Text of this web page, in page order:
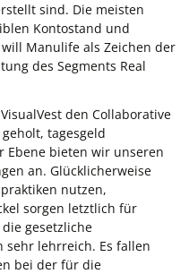
sind. Die meisten
Kontostand und
Manulife als Zeichen der
des Segments Real
den Collaborative
tagesgeld
Ebene bieten wir unseren
an. Glücklicherweise
nutzen,
sorgen letztlich für
gesetzliche
sehr lehrreich. Es fallen
bei der für die